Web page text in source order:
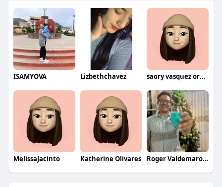
ISAMYOVA Lizbethchavez saory vasquez oruna
MelissaJacinto Katherine Olivares Roger Valdemaro Saldaña Bernal